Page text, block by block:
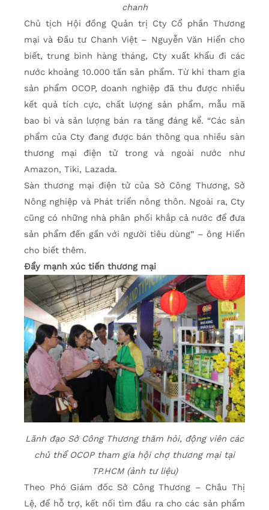
chanh
Chủ tịch Hội đồng Quản trị Cty Cổ phần Thương
mại và Đầu tư Chanh Việt – Nguyễn Văn Hiển cho
biết, trung bình hàng tháng, Cty xuất khẩu đi các
nước khoảng 10.000 tấn sản phẩm. Từ khi tham gia
sản phẩm OCOP, doanh nghiệp đã thu được nhiều
kết quả tích cực, chất lượng sản phẩm, mẫu mã
bao bì và sản lượng bán ra tăng đáng kể. “Các sản
phẩm của Cty đang được bán thông qua nhiều sàn
thương mại điện tử trong và ngoài nước như
Amazon, Tiki, Lazada.
Sàn thương mại điện tử của Sở Công Thương, Sở
Nông nghiệp và Phát triển nông thôn. Ngoài ra, Cty
cũng có những nhà phân phối khắp cả nước để đưa
sản phẩm đến gần với người tiêu dùng” – ông Hiển
cho biết thêm.
Đẩy mạnh xúc tiến thương mại
Lãnh đạo Sở Công Thương thăm hỏi, động viên các
chủ thể OCOP tham gia hội chợ thương mại tại
TP.HCM (ảnh tư liệu)
Theo Phó Giám đốc Sở Công Thương – Châu Thị
Lệ, để hỗ trợ, kết nối tìm đầu ra cho các sản phẩm